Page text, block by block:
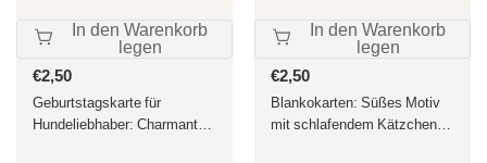
In den Warenkorb
legen
Normaler
Preis
€2,50
Geburtstagskarte für
Hundeliebhaber: Charmante
In den Warenkorb
legen
Normaler
Preis
€2,50
Blankokarten: Süßes Motiv
mit schlafendem Kätzchen